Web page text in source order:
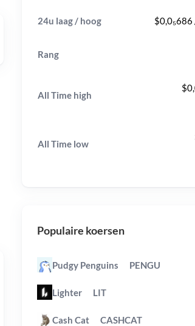
24u laag / hoog $0,0₅686
Rang
All Time high
All Time low
Populaire koersen
Pudgy Penguins PENGU
Lighter LIT
Cash Cat CASHCAT